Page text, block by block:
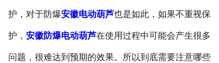
资质荣誉
工程案例
护，对于防爆安徽电动葫芦也是如此，如果不重视保
护， 安徽防爆电动葫芦在使用过程中可能会产生很多
问题，很难达到预期的效果。所以到底需要注意哪些